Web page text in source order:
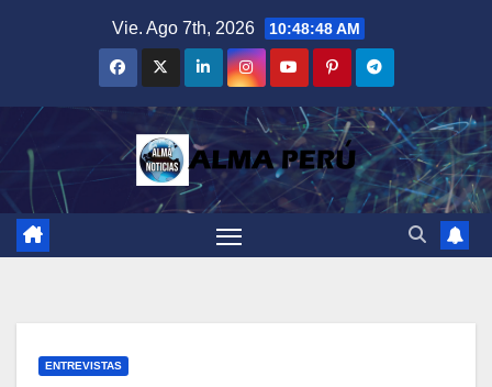
Vie. Ago 7th, 2026 10:48:50 AM
ENTREVISTAS